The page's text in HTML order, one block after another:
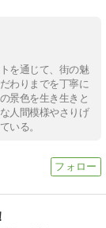
を通じて、街の魅
わりまでを丁寧に
景色を生き生きと
人間模様やさりげ
いる。